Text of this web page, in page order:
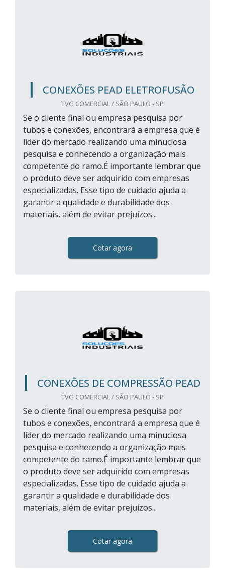
CONEXÕES PEAD ELETROFUSÃO
TVG COMERCIAL / SÃO PAULO - SP
Se o cliente final ou empresa pesquisa por
tubos e conexões, encontrará a empresa que é
líder do mercado realizando uma minuciosa
pesquisa e conhecendo a organização mais
competente do ramo.É importante lembrar que
o produto deve ser adquirido com empresas
especializadas. Esse tipo de cuidado ajuda a
garantir a qualidade e durabilidade dos
materiais, além de evitar prejuízos...
Cotar agora
CONEXÕES DE COMPRESSÃO PEAD
TVG COMERCIAL / SÃO PAULO - SP
Se o cliente final ou empresa pesquisa por
tubos e conexões, encontrará a empresa que é
líder do mercado realizando uma minuciosa
pesquisa e conhecendo a organização mais
competente do ramo.É importante lembrar que
o produto deve ser adquirido com empresas
especializadas. Esse tipo de cuidado ajuda a
garantir a qualidade e durabilidade dos
materiais, além de evitar prejuízos...
Cotar agora